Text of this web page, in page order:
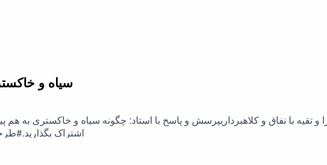
سیاه و
تقیه با نفاق و کلاهبرداریپرسش و پاسخ با استاد: چگونه سیاه و خاکستری به هم